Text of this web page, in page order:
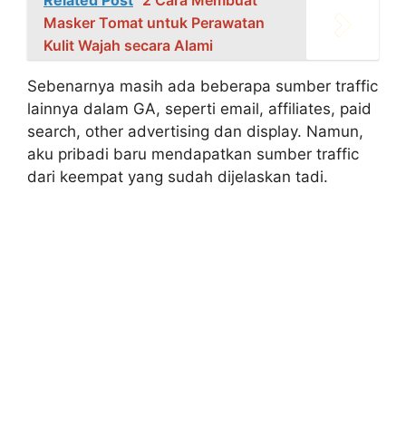
Masker Tomat untuk Perawatan
Kulit Wajah secara Alami
Sebenarnya masih ada beberapa sumber traffic
lainnya dalam GA, seperti email, affiliates, paid
search, other advertising dan display. Namun,
aku pribadi baru mendapatkan sumber traffic
dari keempat yang sudah dijelaskan tadi.